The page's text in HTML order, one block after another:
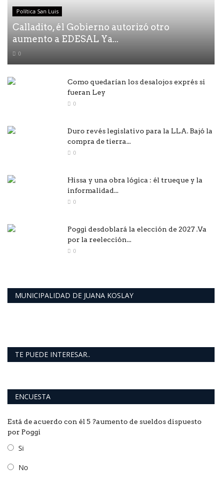
Política San Luis
Calladito, él Gobierno autorizó otro
aumento a EDESAL Ya...
0
Como quedarían los desalojos exprés si
fueran Ley
0
Duro revés legislativo para la LLA. Bajó la
compra de tierra...
0
Hissa y una obra lógica : él trueque y la
informalidad...
0
Poggi desdoblará la elección de 2027 .Va
por la reelección...
0
MUNICIPALIDAD DE JUANA KOSLAY
TE PUEDE INTERESAR..
ENCUESTA
Está de acuerdo con él 5 ?aumento de sueldos dispuesto
por Poggi
Si
No